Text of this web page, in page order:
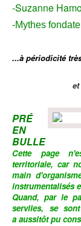
-Suzanne
-Mythes
...à périodicité
PRÉ
EN
BULLE
Cette page
territoriale,car
main
instrumentalisés
Quand, par le
serviles, se
a aussitôtpu